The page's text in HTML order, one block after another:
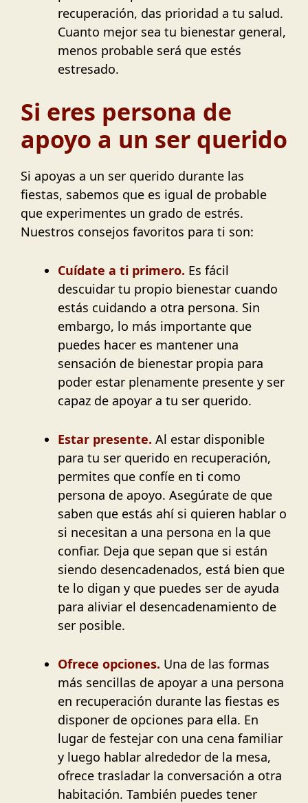
recuperación, das prioridad a tu salud.
Cuanto mejor sea tu bienestar general,
menos probable será que estés
estresado.
Si eres persona de
apoyo a un ser querido
Si apoyas a un ser querido durante las
fiestas, sabemos que es igual de probable
que experimentes un grado de estrés.
Nuestros consejos favoritos para ti son:
Cuídate a ti primero. Es fácil
descuidar tu propio bienestar cuando
estás cuidando a otra persona. Sin
embargo, lo más importante que
puedes hacer es mantener una
sensación de bienestar propia para
poder estar plenamente presente y ser
capaz de apoyar a tu ser querido.
Estar presente. Al estar disponible
para tu ser querido en recuperación,
permites que confíe en ti como
persona de apoyo. Asegúrate de que
saben que estás ahí si quieren hablar o
si necesitan a una persona en la que
confiar. Deja que sepan que si están
siendo desencadenados, está bien que
te lo digan y que puedes ser de ayuda
para aliviar el desencadenamiento de
ser posible.
Ofrece opciones. Una de las formas
más sencillas de apoyar a una persona
en recuperación durante las fiestas es
disponer de opciones para ella. En
lugar de festejar con una cena familiar
y luego hablar alrededor de la mesa,
ofrece trasladar la conversación a otra
habitación. También puedes tener